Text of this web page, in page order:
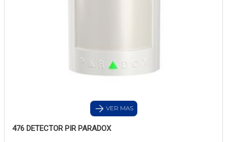
VER MAS
476 DETECTOR PIR PARADOX